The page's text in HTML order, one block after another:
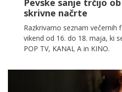
Pevske sanje trčijo
skrivne načrte
Razkrivamo seznam večernih
vikend od 16. do 18. maja, ki
POP TV, KANAL A in KINO.